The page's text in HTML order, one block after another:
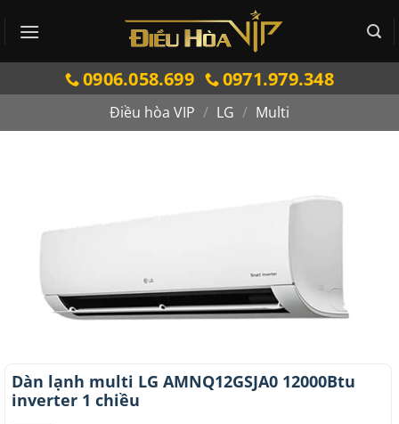
qua
0906.058.699 0971.979.348
Điều hòa VIP / LG / Multi
Dàn lạnh multi LG AMNQ12GSJA0 12000Btu
inverter 1 chiều